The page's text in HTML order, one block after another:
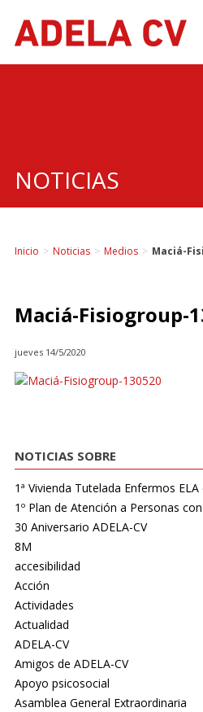
NOTICIAS
Inicio > Noticias > Medios > Maciá-
Maciá-Fisiogroup-
jueves 14/5/2020
NOTICIAS SOBRE
1ª Vivienda Tutelada Enfermos ELA
1º Plan de Atención a Personas
30 Aniversario ADELA-CV
8M
accesibilidad
Acción
Actividades
Actualidad
ADELA-CV
Amigos de ADELA-CV
Apoyo psicosocial
Asamblea General Extraordinaria